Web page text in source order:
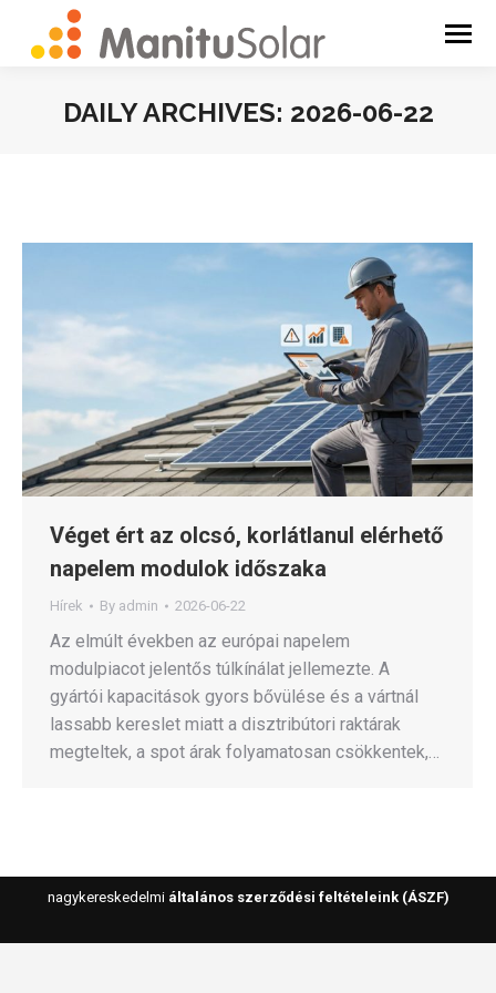
DAILY ARCHIVES: 2026-06-22
Véget ért az olcsó, korlátlanul elérhető
napelem modulok időszaka
Hírek By admin 2026-06-22
Az elmúlt években az európai napelem
modulpiacot jelentős túlkínálat jellemezte. A
gyártói kapacitások gyors bővülése és a vártnál
lassabb kereslet miatt a disztribútori raktárak
megteltek, a spot árak folyamatosan csökkentek,…
nagykereskedelmi általános szerződési feltételeink (ÁSZF)